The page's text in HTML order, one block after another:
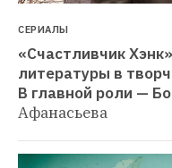
СЕРИАЛЫ
«Счастливчик
литературы в
В главной роли —
Афанасьева